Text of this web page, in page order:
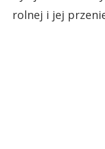
rolnej i jej